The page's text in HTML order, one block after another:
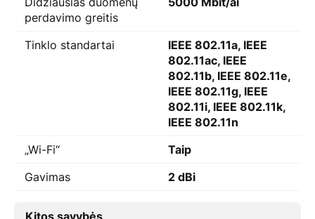
perdavimo greitis
Tinklo standartai
IEEE 802.11a, IEEE
802.11ac, IEEE
802.11b, IEEE 802.11e,
IEEE 802.11g, IEEE
802.11i, IEEE 802.11k,
IEEE 802.11n
„Wi-Fi“
Taip
Gavimas
2 dBi
Kitos savybės